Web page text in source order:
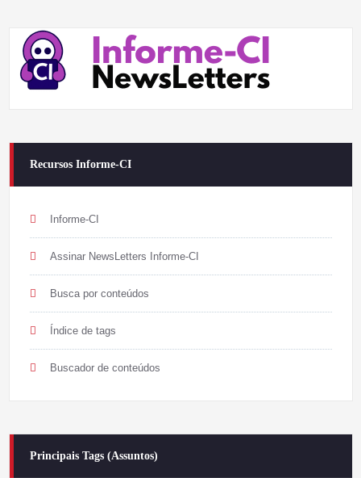
Recursos Informe-CI
Informe-CI
Assinar NewsLetters Informe-CI
Busca por conteúdos
Índice de tags
Buscador de conteúdos
Principais Tags (Assuntos)